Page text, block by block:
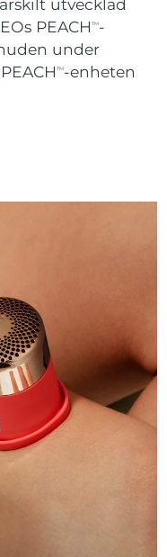
PEACHTM-
under
TM-enheten